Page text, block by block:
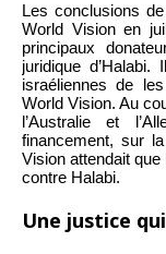
Les conclusions
World Vision en
principaux
juridique
israéliennes de
World Vision. Au
l’Australie et
financement, sur
Vision attendait
contre Halabi.
Une justice